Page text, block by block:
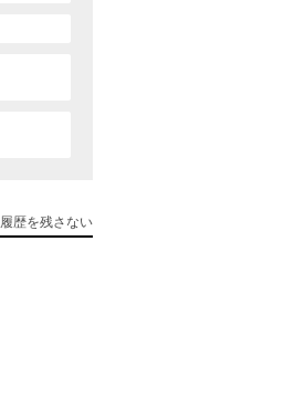
履歴を残さない